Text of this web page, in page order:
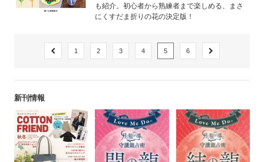
も紹介。初心者から熟練者まで楽しめる、まさ
にくすだま折りの花の決定版！
1 2 3 4 5 6
新刊情報